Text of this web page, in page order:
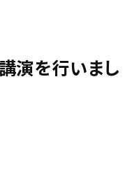
演を行いまし